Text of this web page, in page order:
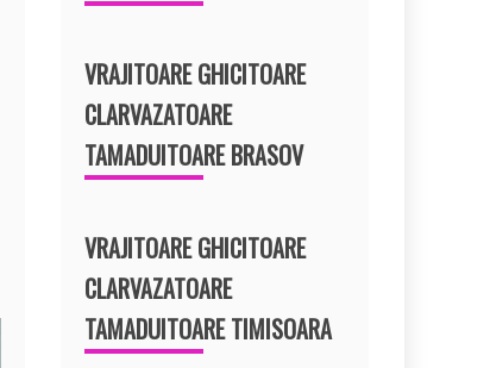
VRAJITOARE GHICITOARE
CLARVAZATOARE
TAMADUITOARE BRASOV
VRAJITOARE GHICITOARE
CLARVAZATOARE
TAMADUITOARE TIMISOARA